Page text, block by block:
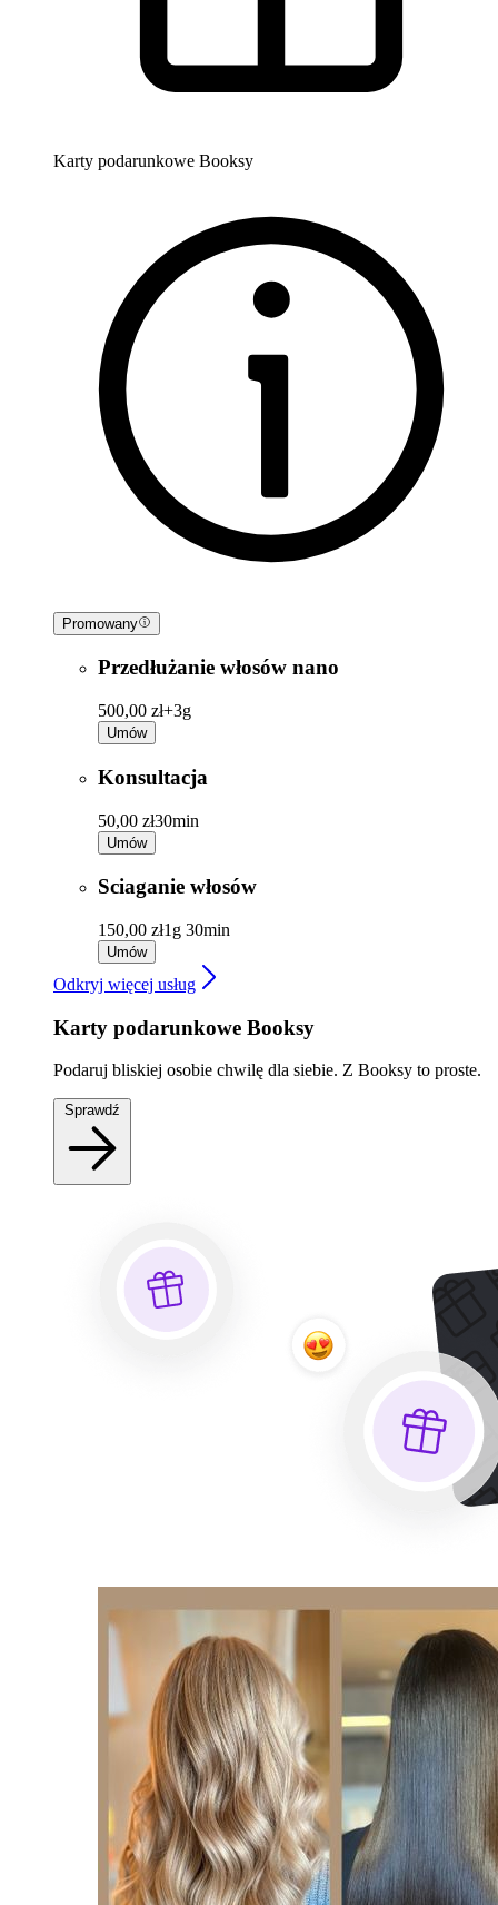
Karty podarunkowe Booksy
Promowany
Przedłużanie włosów nano
500,00 zł+3g
Umów
Konsultacja
50,00 zł30min
Umów
Sciaganie włosów
150,00 zł1g 30min
Umów
Odkryj więcej usług
Karty podarunkowe Booksy
Podaruj bliskiej osobie chwilę dla siebie. Z Booksy to proste.